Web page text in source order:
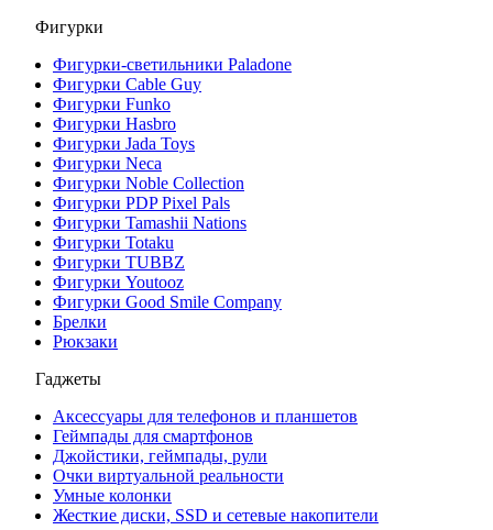
Фигурки
Фигурки-светильники Paladone
Фигурки Cable Guy
Фигурки Funko
Фигурки Hasbro
Фигурки Jada Toys
Фигурки Neca
Фигурки Noble Collection
Фигурки PDP Pixel Pals
Фигурки Tamashii Nations
Фигурки Totaku
Фигурки TUBBZ
Фигурки Youtooz
Фигурки Good Smile Company
Брелки
Рюкзаки
Гаджеты
Аксессуары для телефонов и планшетов
Геймпады для смартфонов
Джойстики, геймпады, рули
Очки виртуальной реальности
Умные колонки
Жесткие диски, SSD и сетевые накопители